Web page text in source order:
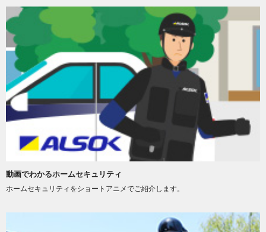
動画でわかるホームセキュリティ
ホームセキュリティをショートアニメでご紹介します。